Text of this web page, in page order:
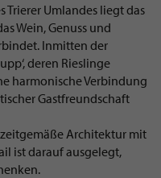
Trierer Umlandes liegt das
Wein, Genuss und
Inmitten der
deren Rieslinge
harmonische Verbindung
Gastfreundschaft
Architektur mit
ist darauf ausgelegt,